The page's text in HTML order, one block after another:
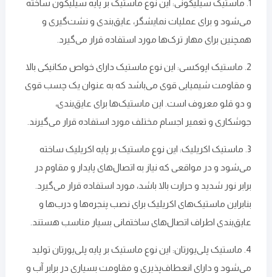
1. ماستیک سیلیکونی: این نوع ماستیک بر پایه‌ سیلیکون ساخته
می‌شود و برای عملیات نمایشگر، عایق‌بندی و نشت‌گیری و
همچنین برای مهار ترک‌ها مورد استفاده قرار می‌گیرد.
2. ماستیک اپوکسی: این نوع ماستیک دارای خواص مکانیکی بالا
و مقاومت شیمیایی قوی می‌باشد که به‌ عنوان یک چسب قوی
و دو قلو معروف است. این ماستیک‌ها برای عایق‌بندی،
جوشکاری و تعمیر اجسام مختلف مورد استفاده قرار می‌گیرند.
3. ماستیک اکریلیک: این نوع ماستیک بر پایه‌ اکریلیک ساخته
می‌شود و در مواقعی که نیاز به اتصال‌های پایدار و مقاوم در
برابر نور شدید و حرارت بالا باشد، مورد استفاده قرار می‌گیرد.
بنابراین ماستیک‌های اکریلیک برای نصب پنجره‌ها و درب‌ها و
عایق‌بندی اطراف اتصال‌های ساختمانی بسیار مناسب هستند.
4. ماستیک پلی‌یورتان: این نوع ماستیک بر پایه‌ پلی‌یورتان تولید
می‌شود و دارای انعطاف‌پذیری و مقاومت بسیاری در برابر آب و